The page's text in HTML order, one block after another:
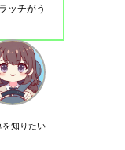
ッチがう
を知りたい